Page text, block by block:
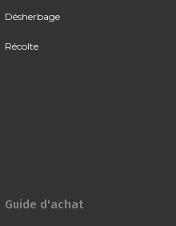
Désherbage
Récolte
Guide d'achat